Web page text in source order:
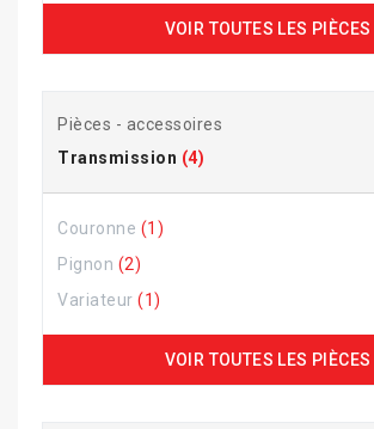
VOIR TOUTES LES PIÈCES
Pièces - accessoires
Transmission (4)
Couronne (1)
Pignon (2)
Variateur (1)
VOIR TOUTES LES PIÈCES